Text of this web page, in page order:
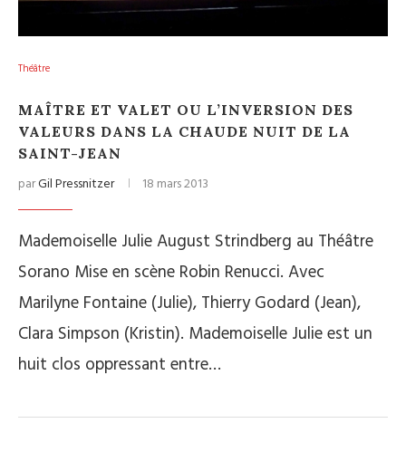
Théâtre
MAÎTRE ET VALET OU L’INVERSION DES
VALEURS DANS LA CHAUDE NUIT DE LA
SAINT-JEAN
parGil Pressnitzer 18 mars 2013
Mademoiselle Julie August Strindberg au Théâtre
Sorano Mise en scène Robin Renucci. Avec
Marilyne Fontaine (Julie), Thierry Godard (Jean),
Clara Simpson (Kristin). Mademoiselle Julie est un
huit clos oppressant entre…